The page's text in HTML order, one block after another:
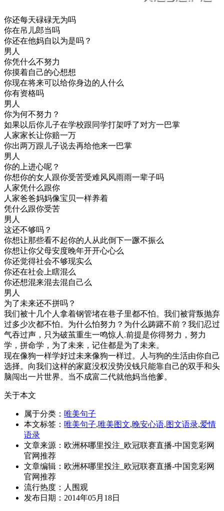
你还每天碌碌无为吗
你在吊儿郎当吗
你还在他妈自以为是吗？
男人
你凭什么不努力
你摸着自己的心想想
你现在将来可以给你身边的人什么
你有资格吗
男人
你为何不努力？
如果以后你儿子在学校跟同学打架呼了对方一巴掌
人家家长让你赔一万
你出两万跟儿子说去再给他来一巴掌
男人
你的上进心呢？
你想你的女人跟你受苦受难风风雨雨一辈子吗
人家凭什么跟你
人家爸爸妈妈像宝贝一样养着
凭什么跟你受苦
男人
这还不够吗？
你想让那些看不起你的人从此倒下一蹶不振么
你想让你父母安度晚年开开心心么
你还觉得社会不够现实么
你还在社会上瞎混么
你还想混来混去混自己么
男人
为了未来还不拼吗？
我们被十几个人拿着钢管堵在巷子里都不怕。我们被背叛抛弃
过多少次都不怕。为什么怕努力？为什么踌躇不前？我们忍过
气吞过声，只为破茧重生一鸣惊人.前提是你得努力，努力
学，拼命学，为了未来，记住都是为了未来。
现在像狗一样学好过未来像狗一样过。人与狗的生活由你自己
选择。向我们这样的家庭没权没势没钱只能靠自己的双手和头
脑闯出一片世界。当不成富二代就他妈当他爹。
关于本文
属于分类： 唯美句子
本文标签： 唯美句子,唯美图文,晚安心语,图文语录,爱情
语录
文章来源：欧洲杯哪里投注_欧冠联赛直播-中国竞彩网
官网推荐
文章编辑：欧洲杯哪里投注_欧冠联赛直播-中国竞彩网
官网推荐
流行热度： 人围观
发布日期：2014年05月18日